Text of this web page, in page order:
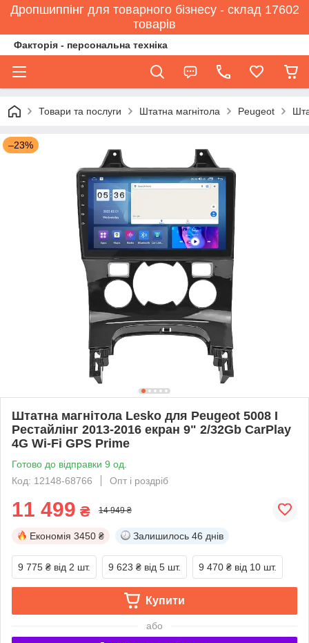
Дропшиппінг для товарного бізнесу - склад 17602
товарів
Факторія - персональна техніка
Товари та послуги Штатна магнітола Peugeot
–23%
Штатна магнітола Lesko для Peugeot 5008 I
Рестайлінг 2013-2016 екран 9" 2/32Gb CarPlay
4G Wi-Fi GPS Prime
Готово до відправки 9 од.
Код: 12148-68766
Опт і роздріб
11 499 ₴ 14 949 ₴
Економія 3450 ₴ Залишилось 46 днів
9 775 ₴ від 2 шт. 9 623 ₴ від 5 шт. 9 470 ₴ від 10 шт.
Купити
або